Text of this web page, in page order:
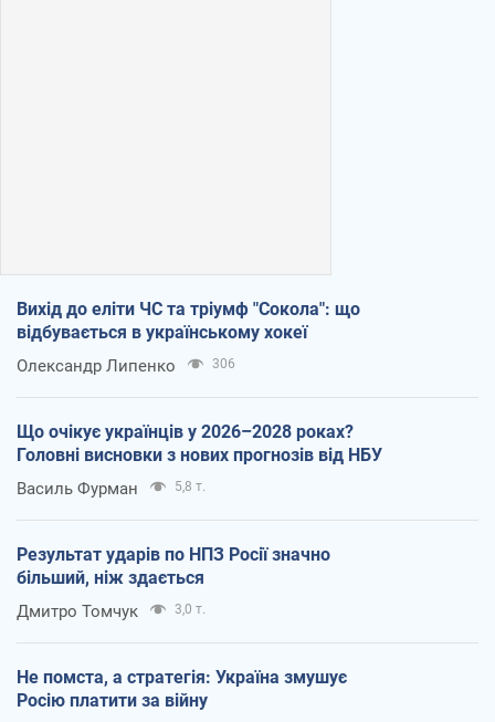
Вихід до еліти ЧС та тріумф "Сокола": що
відбувається в українському хокеї
Олександр Липенко 306
Що очікує українців у 2026–2028 роках?
Головні висновки з нових прогнозів від НБУ
Василь Фурман 5,8 т.
Результат ударів по НПЗ Росії значно
більший, ніж здається
Дмитро Томчук 3,0 т.
Не помста, а стратегія: Україна змушує
Росію платити за війну